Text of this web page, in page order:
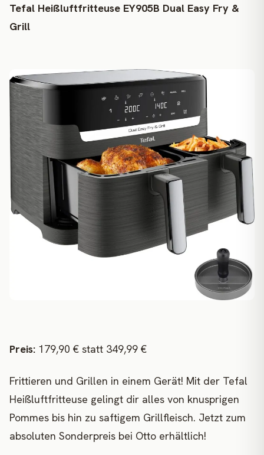
Tefal Heißluftfritteuse EY905B Dual Easy Fry &
Grill
Preis: 179,90 € statt 349,99 €
Frittieren und Grillen in einem Gerät! Mit der Tefal
Heißluftfritteuse gelingt dir alles von knusprigen
Pommes bis hin zu saftigem Grillfleisch. Jetzt zum
absoluten Sonderpreis bei Otto erhältlich!